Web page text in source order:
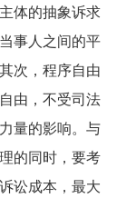
体的抽象诉求
事人之间的平
次，程序自由
由，不受司法
量的影响。与
的同时，要考
讼成本，最大